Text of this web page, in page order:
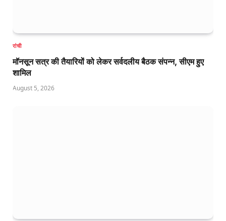
रांची
मॉनसून सत्र की तैयारियों को लेकर सर्वदलीय बैठक संपन्न, सीएम हुए
शामिल
August 5, 2026